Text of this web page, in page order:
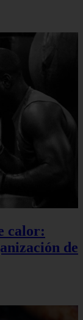
calor:
de